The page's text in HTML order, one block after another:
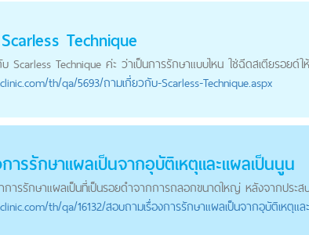
Technique
Scarless Technique ค่ะ ว่าเป็นการรักษาแบบไหน ใช่ฉีดสเตียรอยด์
/th/qa/5693/ถามเกี่ยวกับ-Scarless-Technique.aspx
ารรักษาแผลเป็นจากอุบัติเหตุและแผลเป็นนูน
ารรักษาแผลเป็นที่เป็นรอยดำจากการถลอกขนาดใหญ่ หลังจากประส
/th/qa/16132/สอบถามเรื่องการรักษาแผลเป็นจากอุบัติเหตุแล